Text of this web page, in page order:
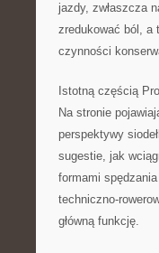
jazdy, zwłaszcza
zredukować ból, a
czynności
Istotną częścią
Na stronie
perspektywy
sugestie, jak
formami
techniczno-
główną funkcję.